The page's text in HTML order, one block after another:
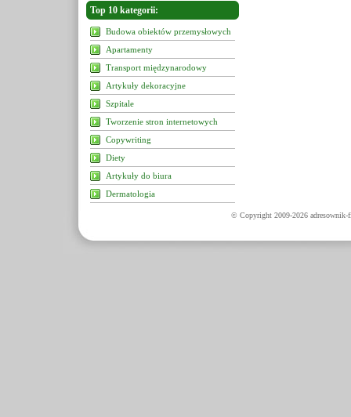
Top 10 kategorii:
Budowa obiektów przemysłowych
Apartamenty
Transport międzynarodowy
Artykuły dekoracyjne
Szpitale
Tworzenie stron internetowych
Copywriting
Diety
Artykuły do biura
Dermatologia
© Copyright 2009-2026